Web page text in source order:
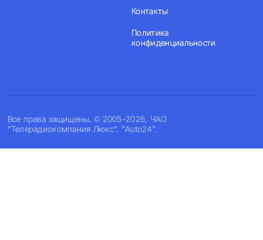
Все права защищены. © 2005-2026, ЧАО
"Телерадиокомпания Люкс". "Auto24".
Контакты
Политика
конфиденциальности